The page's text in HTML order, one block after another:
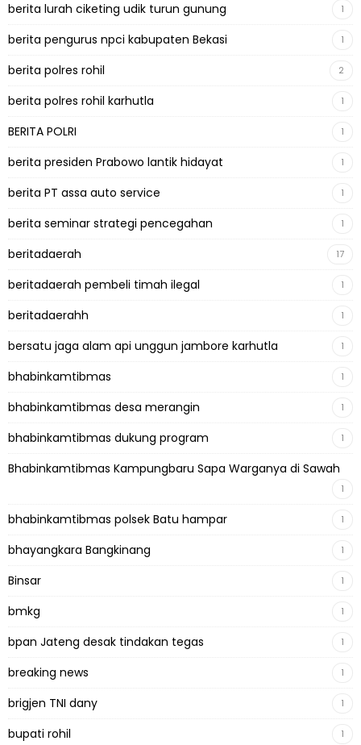
berita lurah ciketing udik turun gunung 1
berita pengurus npci kabupaten Bekasi 1
berita polres rohil 2
berita polres rohil karhutla 1
BERITA POLRI 1
berita presiden Prabowo lantik hidayat 1
berita PT assa auto service 1
berita seminar strategi pencegahan 1
beritadaerah 17
beritadaerah pembeli timah ilegal 1
beritadaerahh 1
bersatu jaga alam api unggun jambore karhutla 1
bhabinkamtibmas 1
bhabinkamtibmas desa merangin 1
bhabinkamtibmas dukung program 1
Bhabinkamtibmas Kampungbaru Sapa Warganya di Sawah
1
bhabinkamtibmas polsek Batu hampar 1
bhayangkara Bangkinang 1
Binsar 1
bmkg 1
bpan Jateng desak tindakan tegas 1
breaking news 1
brigjen TNI dany 1
bupati rohil 1